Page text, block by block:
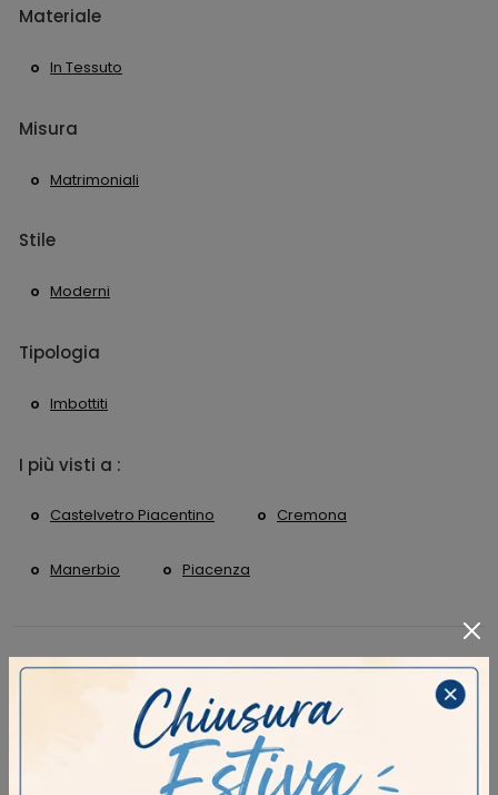
Materiale
In Tessuto
Misura
Matrimoniali
Stile
Moderni
Tipologia
Imbottiti
I più visti a :
Castelvetro Piacentino Cremona
Manerbio Piacenza
CONTINUA A NAVIGARE
Letti Novamobili Castelvetro Piacentino